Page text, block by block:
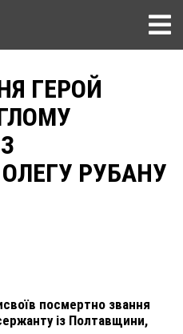
ГЕРОЙ
РУБАНУ
посмертно звання
із Полтавщини,